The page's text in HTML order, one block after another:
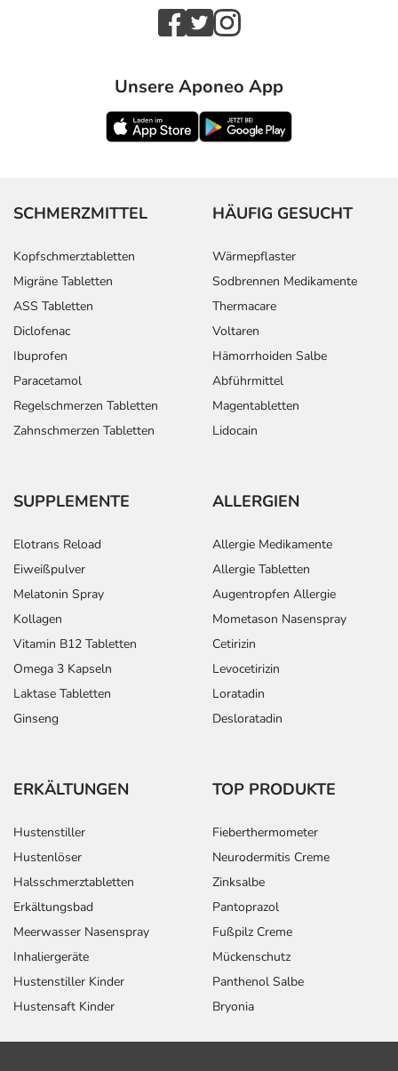
Unsere Aponeo App
SCHMERZMITTEL
Kopfschmerztabletten
Migräne Tabletten
ASS Tabletten
Diclofenac
Ibuprofen
Paracetamol
Regelschmerzen Tabletten
Zahnschmerzen Tabletten
HÄUFIG GESUCHT
Wärmepflaster
Sodbrennen Medikamente
Thermacare
Voltaren
Hämorrhoiden Salbe
Abführmittel
Magentabletten
Lidocain
SUPPLEMENTE
Elotrans Reload
Eiweißpulver
Melatonin Spray
Kollagen
Vitamin B12 Tabletten
Omega 3 Kapseln
Laktase Tabletten
Ginseng
ALLERGIEN
Allergie Medikamente
Allergie Tabletten
Augentropfen Allergie
Mometason Nasenspray
Cetirizin
Levocetirizin
Loratadin
Desloratadin
ERKÄLTUNGEN
Hustenstiller
Hustenlöser
Halsschmerztabletten
Erkältungsbad
Meerwasser Nasenspray
Inhaliergeräte
Hustenstiller Kinder
Hustensaft Kinder
TOP PRODUKTE
Fieberthermometer
Neurodermitis Creme
Zinksalbe
Pantoprazol
Fußpilz Creme
Mückenschutz
Panthenol Salbe
Bryonia